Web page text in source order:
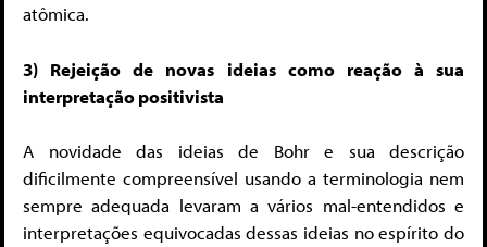
atômica.
3) Rejeição de novas ideias como reação à sua
interpretação positivista
A novidade das ideias de Bohr e sua descrição
dificilmente compreensível usando a terminologia nem
sempre adequada levaram a vários mal-entendidos e
interpretações equivocadas dessas ideias no espírito do